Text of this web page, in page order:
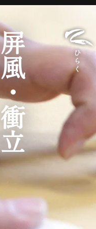
屏風・衝立